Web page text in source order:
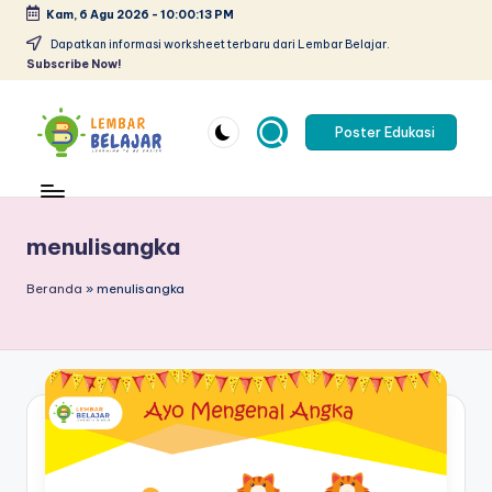
Skip
Kam, 6 Agu 2026 - 10:00:14 PM
Dapatkan informasi worksheet terbaru dari Lembar Belajar.
Subscribe Now!
m
b
r
B
el
aj
kerja
paud
-
berhitung
anak
tk
pdf
worksheet
Poster Edukasi
menulisangka
Beranda » menulisangka